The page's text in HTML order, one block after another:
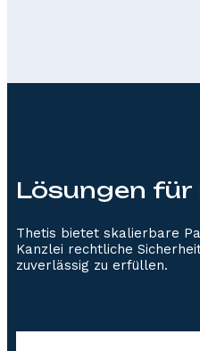
Lösungen für
Thetis bietet skalierbare
Kanzlei rechtliche
zuverlässig zu erfüllen.